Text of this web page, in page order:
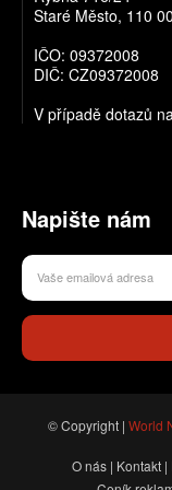
Staré Město, 110
IČO: 09372008
DIČ: CZ09372008
V případě dotazů
Napište nám
© Copyright | World
O nás | Kontakt